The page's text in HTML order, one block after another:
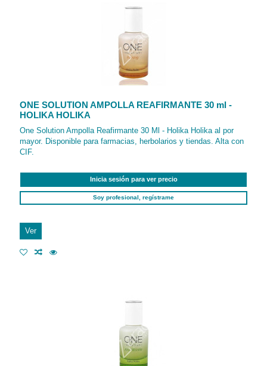
ONE SOLUTION AMPOLLA REAFIRMANTE 30 ml -
HOLIKA HOLIKA
One Solution Ampolla Reafirmante 30 Ml - Holika Holika al por
mayor. Disponible para farmacias, herbolarios y tiendas. Alta con
CIF.
Inicia sesión para ver precio
Soy profesional, regístrame
Ver